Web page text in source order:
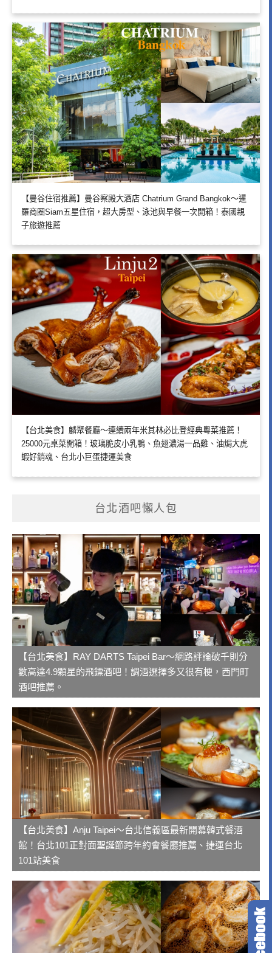
【曼谷住宿推薦】曼谷察殿大酒店 Chatrium Grand Bangkok～暹
羅商圈Siam五星住宿，超大房型、泳池與早餐一次開箱！泰國親
子旅遊推薦
【台北美食】麟聚餐廳～連續兩年米其林必比登經典粵菜推薦！
25000元桌菜開箱！玻璃脆皮小乳鴨、魚翅濃湯一品雞、油焗大虎
蝦好銷魂、台北小巨蛋捷運美食
台北酒吧懶人包
【台北美食】RAY DARTS Taipei Bar～網路評論破千則分
數高達4.9顆星的飛鏢酒吧！調酒選擇多又很有梗，西門町
酒吧推薦。
【台北美食】Anju Taipei～台北信義區最新開幕韓式餐酒
館！台北101正對面聖誕節跨年約會餐廳推薦、捷運台北
101站美食